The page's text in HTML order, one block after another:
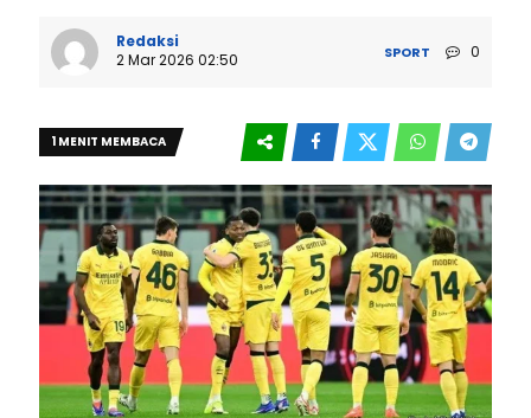
Redaksi
2 Mar 2026 02:50
SPORT 0
1 MENIT MEMBACA